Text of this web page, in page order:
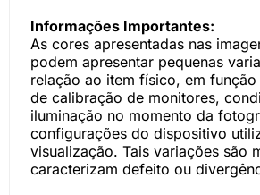
Informações Importantes:
As cores apresentadas nas
podem apresentar pequenas
relação ao item físico, em
de calibração de monitores,
iluminação no momento da
configurações do dispositivo
visualização. Tais variações são
caracterizam defeito ou